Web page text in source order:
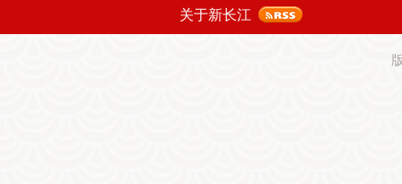
关于新长江